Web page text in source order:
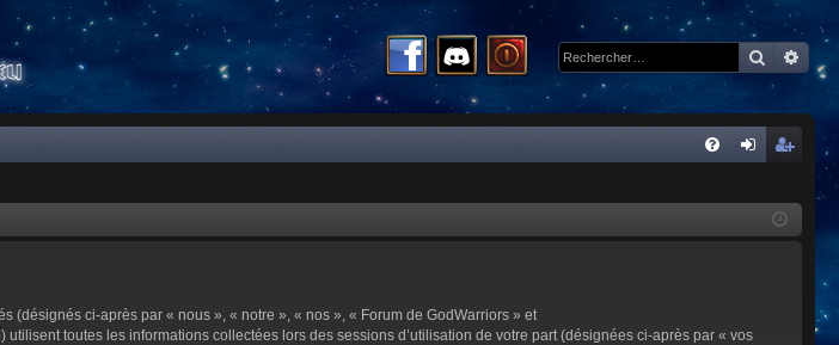
cri
ci-après par « nous », « notre », « nos », « Forum de GodWarriors » et
toutes les informations collectées lors des sessions d’utilisation de votre part (désignées ci-après par « vos